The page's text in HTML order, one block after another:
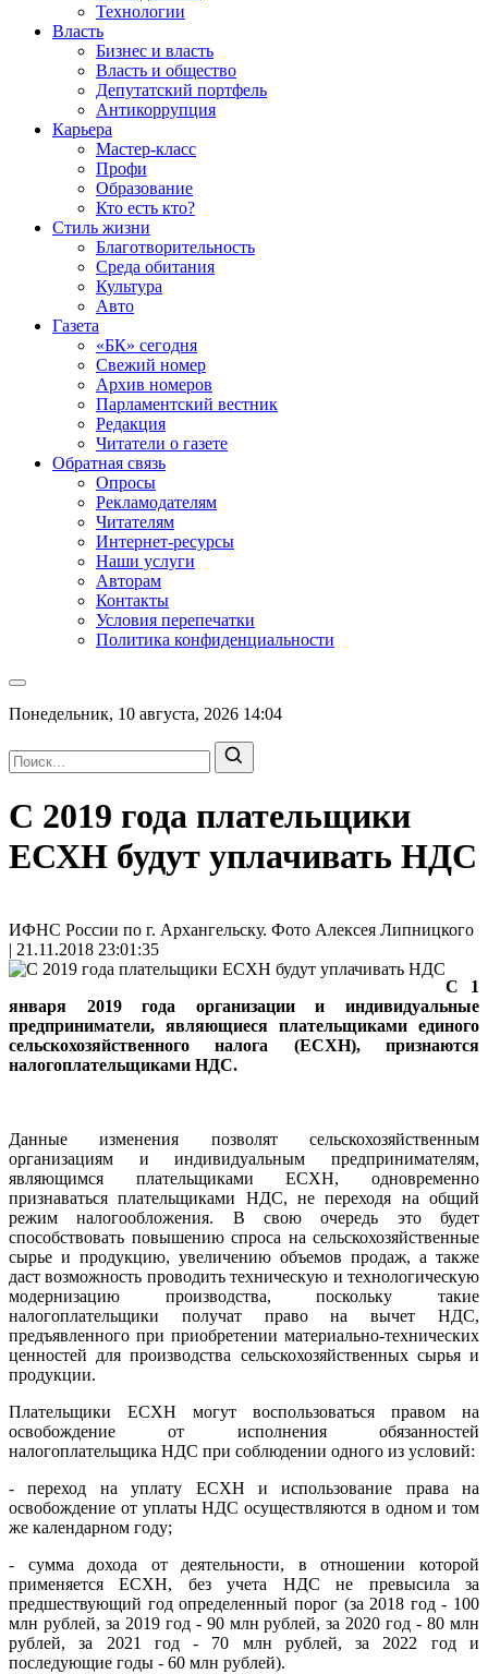
Технологии
Власть
Бизнес и власть
Власть и общество
Депутатский портфель
Антикоррупция
Карьера
Мастер-класс
Профи
Образование
Кто есть кто?
Стиль жизни
Благотворительность
Среда обитания
Культура
Авто
Газета
«БК» сегодня
Свежий номер
Архив номеров
Парламентский вестник
Редакция
Читатели о газете
Обратная связь
Опросы
Рекламодателям
Читателям
Интернет-ресурсы
Наши услуги
Авторам
Контакты
Условия перепечатки
Политика конфиденциальности
Понедельник, 10 августа, 2026 14:04
С 2019 года плательщики
ЕСХН будут уплачивать НДС
ИФНС России по г. Архангельску. Фото Алексея Липницкого
| 21.11.2018 23:01:35
С 1
января 2019 года организации и индивидуальные
предприниматели, являющиеся плательщиками единого
сельскохозяйственного налога (ЕСХН), признаются
налогоплательщиками НДС.
Данные изменения позволят сельскохозяйственным
организациям и индивидуальным предпринимателям,
являющимся плательщиками ЕСХН, одновременно
признаваться плательщиками НДС, не переходя на общий
режим налогообложения. В свою очередь это будет
способствовать повышению спроса на сельскохозяйственные
сырье и продукцию, увеличению объемов продаж, а также
даст возможность проводить техническую и технологическую
модернизацию производства, поскольку такие
налогоплательщики получат право на вычет НДС,
предъявленного при приобретении материально-технических
ценностей для производства сельскохозяйственных сырья и
продукции.
Плательщики ЕСХН могут воспользоваться правом на
освобождение от исполнения обязанностей
налогоплательщика НДС при соблюдении одного из условий:
- переход на уплату ЕСХН и использование права на
освобождение от уплаты НДС осуществляются в одном и том
же календарном году;
- сумма дохода от деятельности, в отношении которой
применяется ЕСХН, без учета НДС не превысила за
предшествующий год определенный порог (за 2018 год - 100
млн рублей, за 2019 год - 90 млн рублей, за 2020 год - 80 млн
рублей, за 2021 год - 70 млн рублей, за 2022 год и
последующие годы - 60 млн рублей).